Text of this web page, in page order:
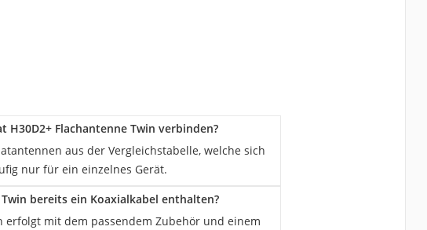
H30D2+ Flachantenne Twin verbinden?
aus der Vergleichstabelle, welche sich
nur für ein einzelnes Gerät.
bereits ein Koaxialkabel enthalten?
erfolgt mit dem passendem Zubehör und einem